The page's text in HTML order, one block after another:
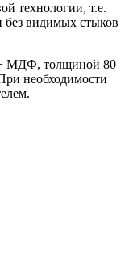
технологии, т.е.
без видимых стыков
+ МДФ, толщиной 80
необходимости